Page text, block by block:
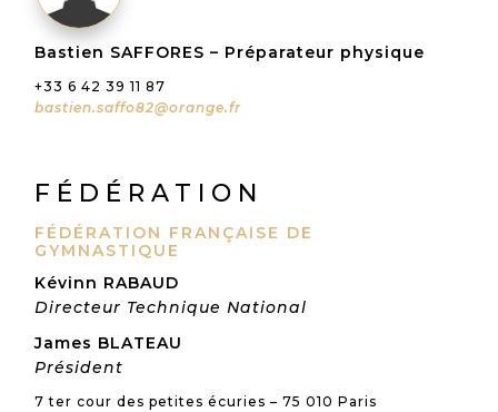
Bastien SAFFORES – Préparateur physique
+33 6 42 39 11 87
bastien.saffo82@orange.fr
FÉDÉRATION
FÉDÉRATION FRANÇAISE DE
GYMNASTIQUE
Kévinn RABAUD
Directeur Technique National
James BLATEAU
Président
7 ter cour des petites écuries – 75 010 Paris